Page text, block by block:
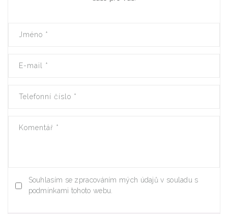
Jméno *
E-mail *
Telefonní číslo *
Komentář *
Souhlasím se zpracováním mých údajů v souladu s
podmínkami tohoto webu.